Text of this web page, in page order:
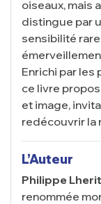
oiseaux, mais
distingue par
sensibilité
Enrichi par les
ce livre
et image,
redécouvrir la
L’Auteur
Philippe
renommée